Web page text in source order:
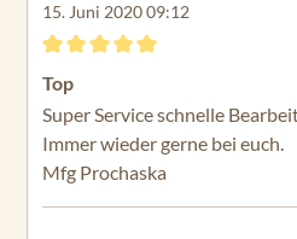
15. Juni 2020 09:12
Bewertung mit 5 von 5 Sternen
Top
Super Service schnelle
Immer wieder gerne bei euch.
Mfg Prochaska